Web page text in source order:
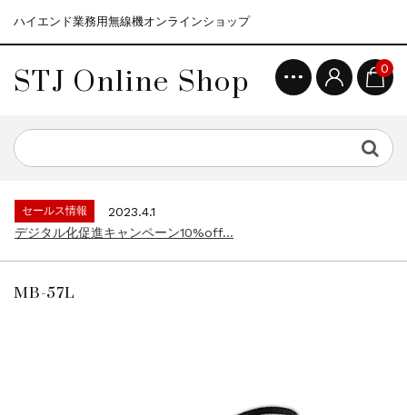
ハイエンド業務用無線機オンラインショップ
STJ Online Shop 0
モトローラ無線機本体キャンペーン15%o...
セールス情報
2023.4.10
セールス情報
2023.4.1
デジタル化促進キャンペーン10%off...
セールス情報
モトローラ無線機本体キャンペーン15%o...
MB-57L